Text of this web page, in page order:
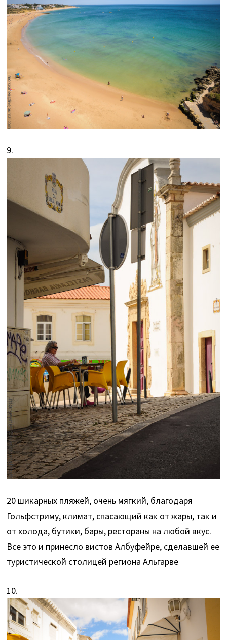
9.
20 шикарных пляжей, очень мягкий, благодаря
Гольфстриму, климат, спасающий как от жары, так и
от холода, бутики, бары, рестораны на любой вкус.
Все это и принесло вистов Албуфейре, сделавшей ее
туристической столицей региона Альгарве
10.